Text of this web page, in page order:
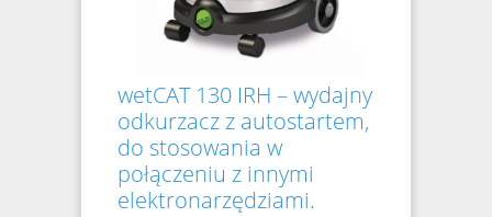
wetCAT 130 IRH – wydajny
odkurzacz z autostartem,
do stosowania w
połączeniu z innymi
elektronarzędziami.